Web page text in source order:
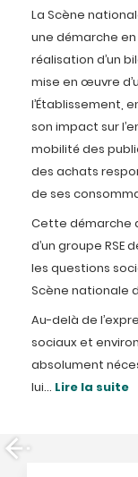
La Scène
une démarche
réalisation d’un
mise en œuvre
l’Établissement,
son impact sur
mobilité des
des achats
de ses
Cette démarche
d’un groupe
les questions
Scène nationale
Au-delà de
sociaux et
absolument
lui... Lire la suite